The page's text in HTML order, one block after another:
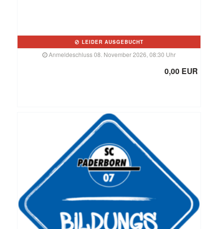
LEIDER AUSGEBUCHT
Anmeldeschluss 08. November 2026, 08:30 Uhr
0,00 EUR